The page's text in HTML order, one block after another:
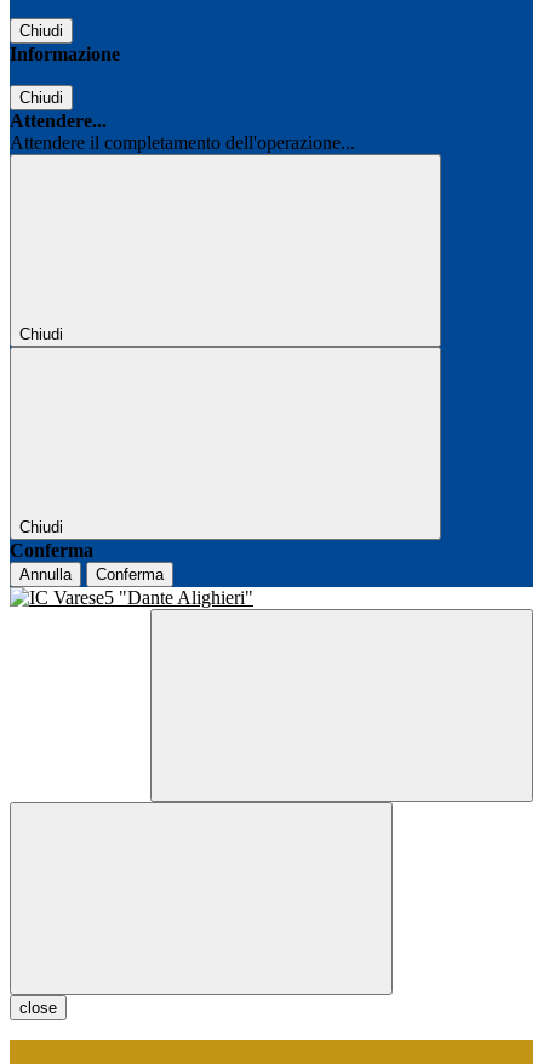
Chiudi
Informazione
Chiudi
Attendere...
Attendere il completamento dell'operazione...
Chiudi
Chiudi
Conferma
Annulla Conferma
close